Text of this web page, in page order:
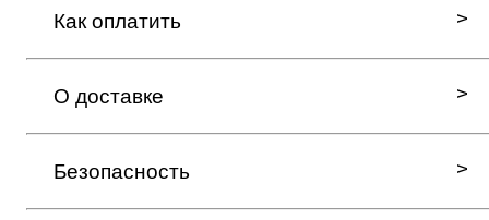
Как оплатить
О доставке
Безопасность